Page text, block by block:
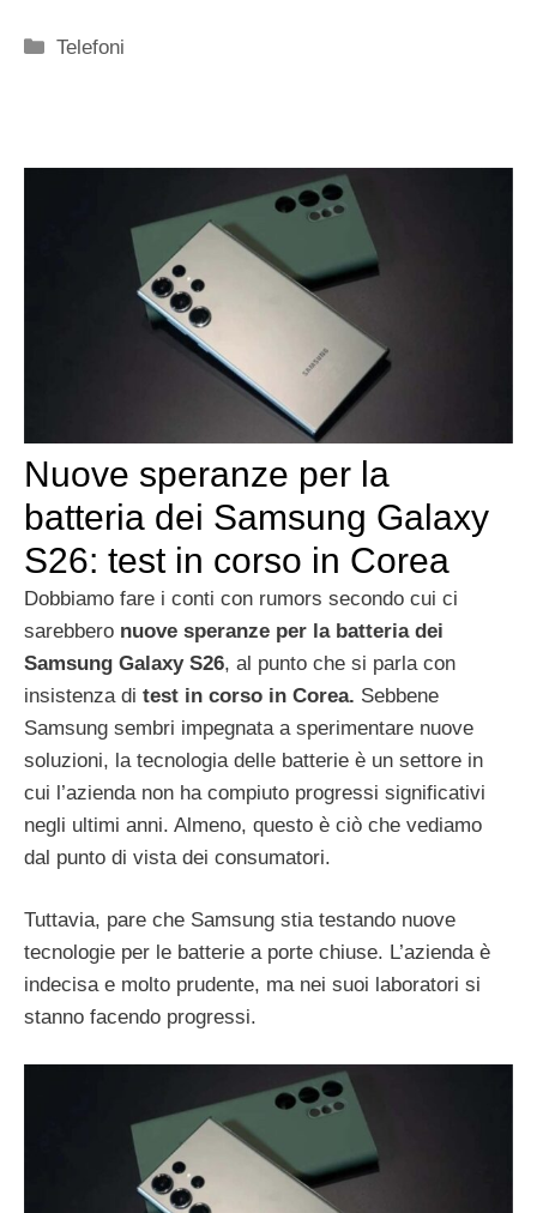
Categorie
Telefoni
Nuove speranze per la
batteria dei Samsung Galaxy
S26: test in corso in Corea
Dobbiamo fare i conti con rumors secondo cui ci
sarebbero nuove speranze per la batteria dei
Samsung Galaxy S26, al punto che si parla con
insistenza di test in corso in Corea. Sebbene
Samsung sembri impegnata a sperimentare nuove
soluzioni, la tecnologia delle batterie è un settore in
cui l’azienda non ha compiuto progressi significativi
negli ultimi anni. Almeno, questo è ciò che vediamo
dal punto di vista dei consumatori.
Tuttavia, pare che Samsung stia testando nuove
tecnologie per le batterie a porte chiuse. L’azienda è
indecisa e molto prudente, ma nei suoi laboratori si
stanno facendo progressi.